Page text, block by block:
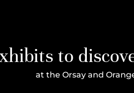
to
at the Orsay and